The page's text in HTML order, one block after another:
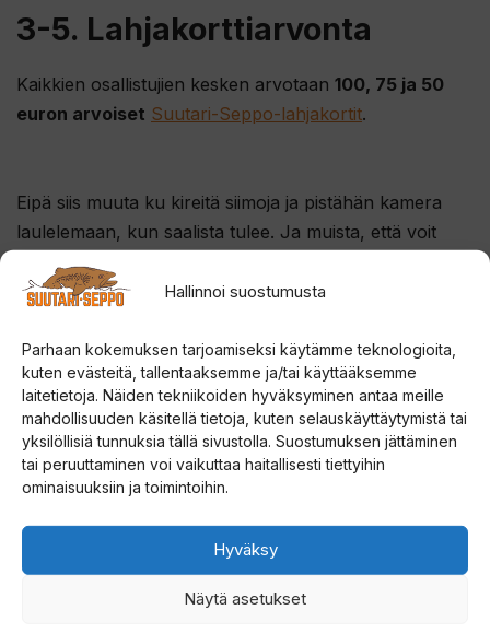
Hallinnoi suostumusta
Parhaan kokemuksen tarjoamiseksi käytämme teknologioita,
kuten evästeitä, tallentaaksemme ja/tai käyttääksemme
laitetietoja. Näiden tekniikoiden hyväksyminen antaa meille
mahdollisuuden käsitellä tietoja, kuten selauskäyttäytymistä tai
yksilöllisiä tunnuksia tällä sivustolla. Suostumuksen jättäminen
tai peruuttaminen voi vaikuttaa haitallisesti tiettyihin
ominaisuuksiin ja toimintoihin.
Hyväksy
Näytä asetukset
3-5. Lahjakorttiarvonta
Kaikkien osallistujien kesken arvotaan 100, 75 ja 50
euron arvoiset Suutari-Seppo-lahjakortit.
Eipä siis muuta ku kireitä siimoja ja pistähän kamera
laulelemaan, kun saalista tulee. Ja muista, että voit
osallistua useammallakin saaliilla parantaaksesi
voittomahdollisuuksia.
Leaderboard
Tällä hetkellä peukutetuimmat saaliit:
Elämäni ensimmäinen 107
Pojat pohjosessa 95